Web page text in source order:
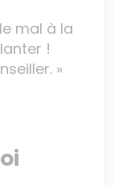
mal à la
!
»